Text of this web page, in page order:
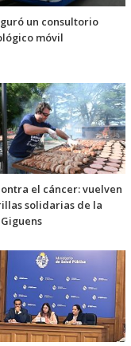
un consultorio
móvil
el cáncer: vuelven
solidarias de la